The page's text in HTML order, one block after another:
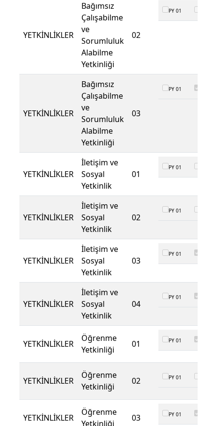
YETKİNLİKLER
Bağımsız
Çalışabilme
ve
Sorumluluk
Alabilme
Yetkinliği
02
PY 01
YETKİNLİKLER
Bağımsız
Çalışabilme
ve
Sorumluluk
Alabilme
Yetkinliği
03
PY 01
YETKİNLİKLER
İletişim ve
Sosyal
Yetkinlik
01
PY 01
YETKİNLİKLER
İletişim ve
Sosyal
Yetkinlik
02
PY 01
YETKİNLİKLER
İletişim ve
Sosyal
Yetkinlik
03
PY 01
YETKİNLİKLER
İletişim ve
Sosyal
Yetkinlik
04
PY 01
YETKİNLİKLER
Öğrenme
Yetkinliği
01 PY 01
YETKİNLİKLER
Öğrenme
Yetkinliği
02 PY 01
YETKİNLİKLER
Öğrenme
Yetkinliği
03 PY 01